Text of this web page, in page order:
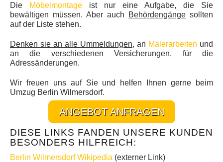
Die Möbelmontage ist nur eine Aufgabe, die Sie
bewältigen müssen. Aber auch
Behördengänge sollten
auf der Liste stehen.
Denken sie an alle Ummeldungen, an Malerarbeiten und
an die verschiedenen Versicherungen, für die
Adressänderungen.
Wir freuen uns auf Sie und helfen Ihnen gerne beim
Umzug Berlin Wilmersdorf.
ANGEBOT ANFRAGEN
DIESE LINKS FANDEN UNSERE KUNDEN
BESONDERS HILFREICH:
Berlin Wilmersdorf Wikipedia (externer Link)